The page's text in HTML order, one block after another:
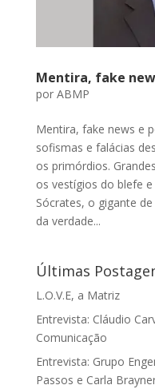
Mentira, fake
por ABMP
Mentira, fake news e
sofismas e falácias
os primórdios.
os vestígios do blefe
Sócrates, o gigante
da verdade...
Últimas
L.O.V.E, a Matriz
Entrevista: Cláudio
Comunicação
Entrevista: Grupo
Passos e Carla